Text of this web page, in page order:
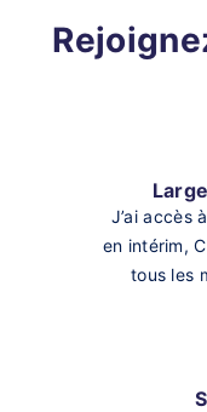
J’ai accès
en intérim,
tous les